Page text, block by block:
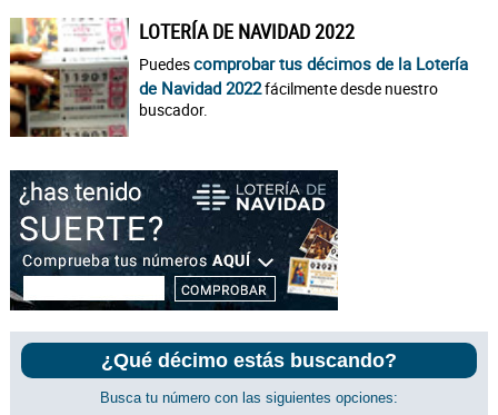
LOTERÍA DE NAVIDAD 2022
Puedescomprobar tus décimos de la Lotería
de Navidad 2022fácilmente desde nuestro
buscador.
¿Qué décimo estás buscando?
Busca tu número con las siguientes opciones: